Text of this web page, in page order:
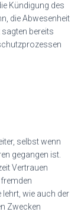
Kündigung des
die Abwesenheit
bereits
selbst wenn
gegangen ist.
Vertrauen
wie auch der
Zwecken